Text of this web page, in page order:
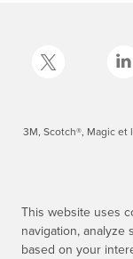
This website uses
navigation, analyze
based on your
3M, Scotch®, Magic